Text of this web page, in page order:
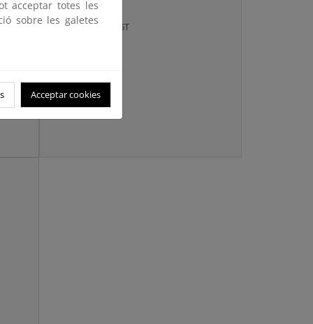
Información sobre
EUDR, EUTR y FLEGT
acceptar totes les
sobre les galetes
Acceptar cookies